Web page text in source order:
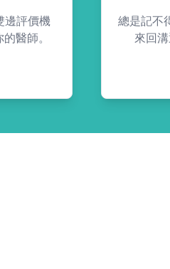
邊評價機
醫師。
總是記不
來回